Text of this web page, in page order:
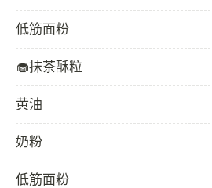
低筋面粉
🧁抹茶酥粒
黄油
奶粉
低筋面粉